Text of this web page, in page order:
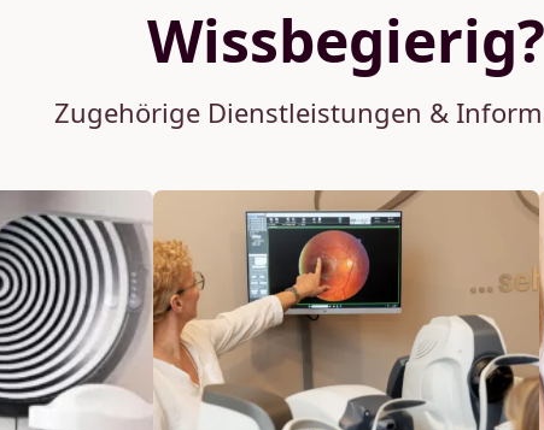
Wissbegierig?
Zugehörige Dienstleistungen &